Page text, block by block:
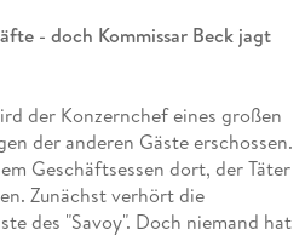
- doch Kommissar Beck jagt
der Konzernchef eines großen
der anderen Gäste erschossen.
Geschäftsessen dort, der Täter
Zunächst verhört die
des "Savoy". Doch niemand hat